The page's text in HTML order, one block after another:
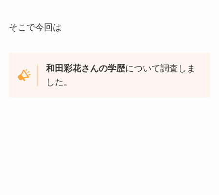
そこで今回は
和田彩花さんの学歴について調査しま
した。